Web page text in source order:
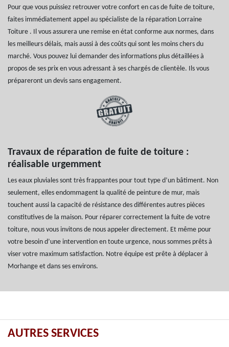
Pour que vous puissiez retrouver votre confort en cas de fuite de toiture,
faites immédiatement appel au spécialiste de la réparation Lorraine
Toiture . Il vous assurera une remise en état conforme aux normes, dans
les meilleurs délais, mais aussi à des coûts qui sont les moins chers du
marché. Vous pouvez lui demander des informations plus détaillées à
propos de ses prix en vous adressant à ses chargés de clientèle. Ils vous
prépareront un devis sans engagement.
Travaux de réparation de fuite de toiture :
réalisable urgemment
Les eaux pluviales sont très frappantes pour tout type d’un bâtiment. Non
seulement, elles endommagent la qualité de peinture de mur, mais
touchent aussi la capacité de résistance des différentes autres pièces
constitutives de la maison. Pour réparer correctement la fuite de votre
toiture, nous vous invitons de nous appeler directement. Et même pour
votre besoin d’une intervention en toute urgence, nous sommes prêts à
viser votre maximum satisfaction. Notre équipe est prête à déplacer à
Morhange et dans ses environs.
AUTRES SERVICES